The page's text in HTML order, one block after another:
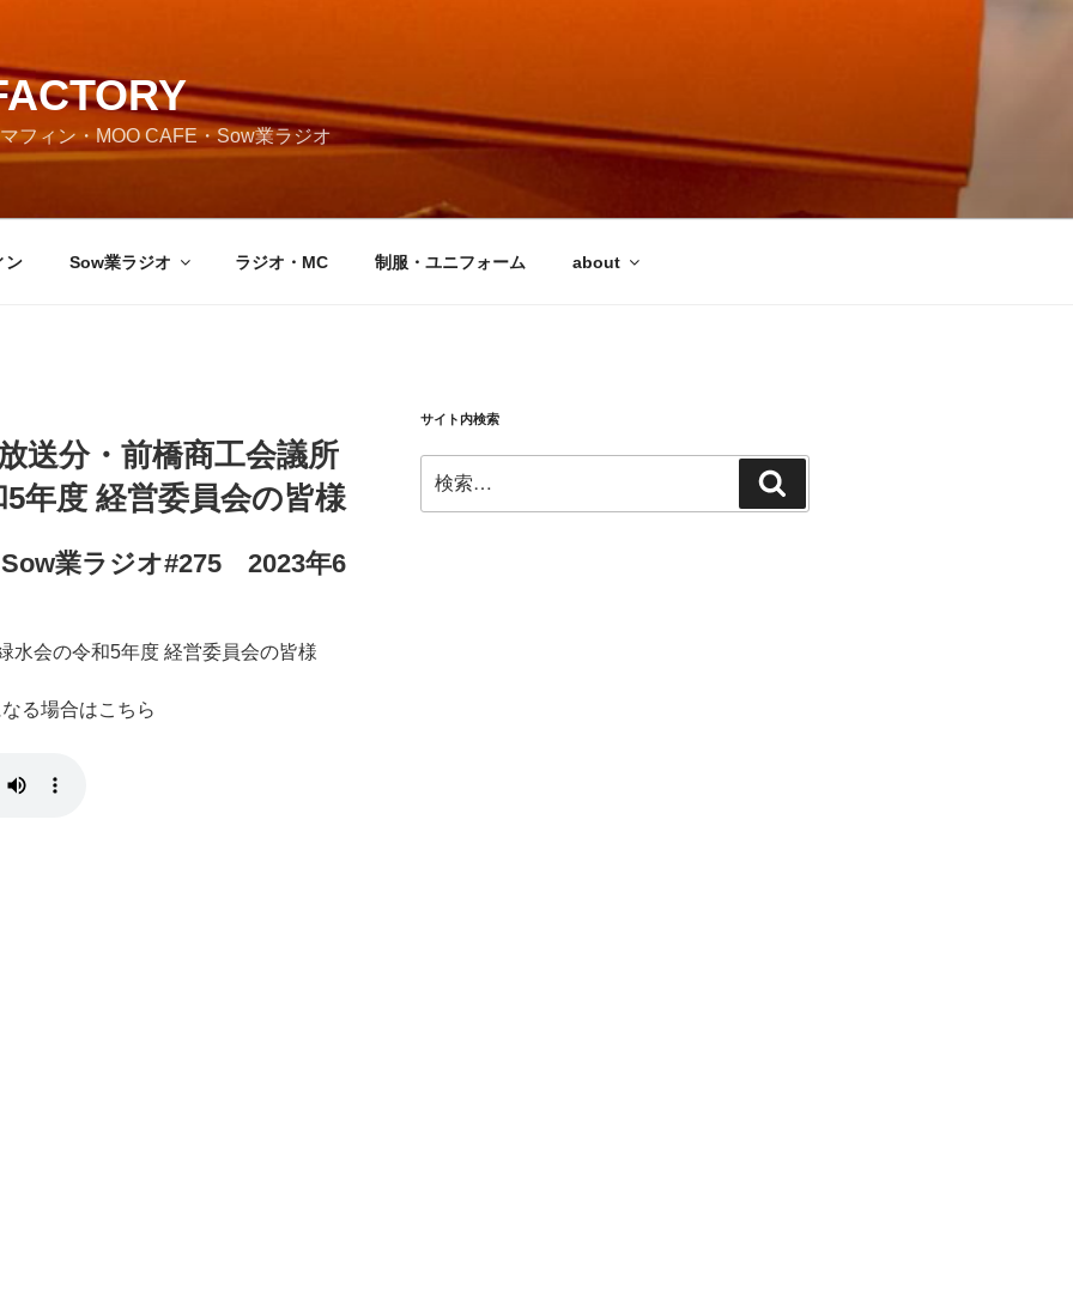
フィン・MOO CAFE・Sow業ラジオ
ン Sow業ラジオ ラジオ・MC 制服・ユニフォーム about
送分・前橋商工会議所
年度 経営委員会の皆様
業ラジオ#275 2023年6
水会の令和5年度 経営委員会の皆様
る場合はこちら
サイト内検索
索:
索